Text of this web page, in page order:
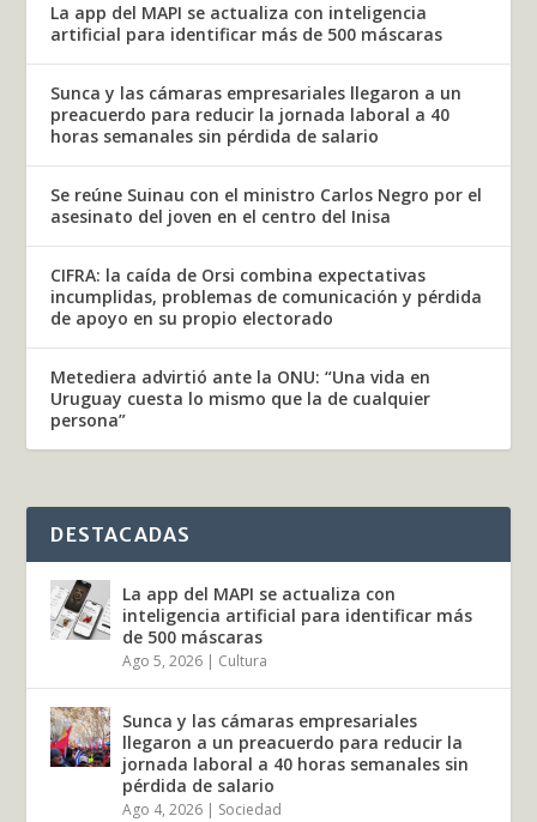
La app del MAPI se actualiza con inteligencia
artificial para identificar más de 500 máscaras
Sunca y las cámaras empresariales llegaron a un
preacuerdo para reducir la jornada laboral a 40
horas semanales sin pérdida de salario
Se reúne Suinau con el ministro Carlos Negro por el
asesinato del joven en el centro del Inisa
CIFRA: la caída de Orsi combina expectativas
incumplidas, problemas de comunicación y pérdida
de apoyo en su propio electorado
Metediera advirtió ante la ONU: “Una vida en
Uruguay cuesta lo mismo que la de cualquier
persona”
DESTACADAS
La app del MAPI se actualiza con
inteligencia artificial para identificar más
de 500 máscaras
Ago 5, 2026 Cultura
Sunca y las cámaras empresariales
llegaron a un preacuerdo para reducir la
jornada laboral a 40 horas semanales sin
pérdida de salario
Ago 4, 2026 Sociedad